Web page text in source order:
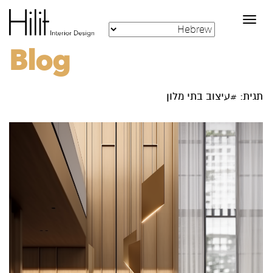
Toggle
navigation
Blog
תגית: #עיצוב בתי מלון